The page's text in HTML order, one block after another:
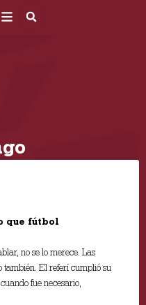
que fútbol
no se lo merece. Las
también. El referí cumplió su
fue necesario,